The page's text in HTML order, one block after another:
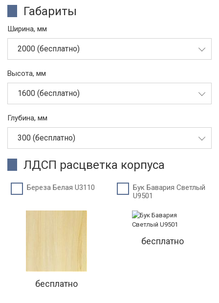
Габариты
Ширина, мм
2000 (бесплатно)
Высота, мм
1600 (бесплатно)
Глубина, мм
300 (бесплатно)
ЛДСП расцветка корпуса
Береза Белая U3110
бесплатно
Бук Бавария Светлый
U9501
бесплатно